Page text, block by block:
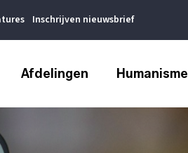
Inschrijven nieuwsbrief
Afdelingen Humanisme